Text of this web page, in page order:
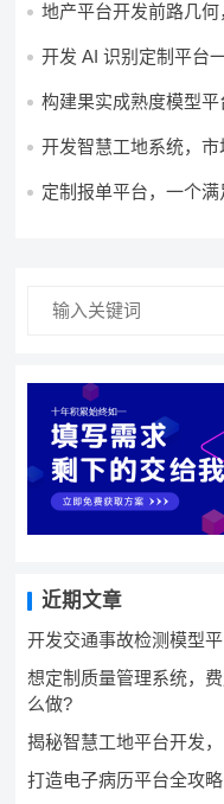
地产平台开发前路几
开发 AI 识别定制平台
构建果实成熟度模型
开发智慧工地系统，
定制报单平台，一个
近期文章
开发交通事故检测模型
想定制质量管理系统，
么做?
揭秘智慧工地平台开发
打造电子病历平台全攻